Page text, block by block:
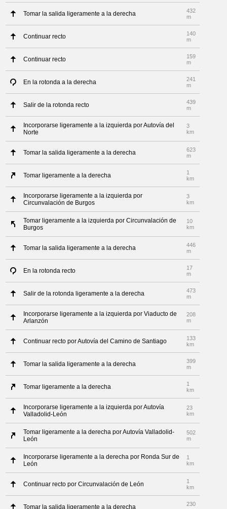
Tomar la salida ligeramente a la derecha
432
m
Continuar recto
140
m
Continuar recto
159
m
En la rotonda a la derecha
241
m
Salir de la rotonda recto
439
m
Incorporarse ligeramente a la izquierda por Autovía del
Norte
3
km
Tomar la salida ligeramente a la derecha
623
m
Tomar ligeramente a la derecha
1
km
Incorporarse ligeramente a la izquierda por
Circunvalación de Burgos
3
km
Tomar ligeramente a la izquierda por Circunvalación de
Burgos
10
km
Tomar la salida ligeramente a la derecha
446
m
En la rotonda recto
17
m
Salir de la rotonda ligeramente a la derecha
473
m
Incorporarse ligeramente a la izquierda por Viaducto de
Arlanzón
208
m
Continuar recto por Autovía del Camino de Santiago
133
km
Tomar la salida ligeramente a la derecha
399
m
Tomar ligeramente a la derecha
1
km
Incorporarse ligeramente a la izquierda por Autovía
Valladolid-León
23
km
Tomar ligeramente a la derecha por Autovía Valladolid-
León
502
m
Incorporarse ligeramente a la derecha por Ronda Sur de
León
1
km
Continuar recto por Circunvalación de León
1
km
Tomar la salida ligeramente a la derecha
230